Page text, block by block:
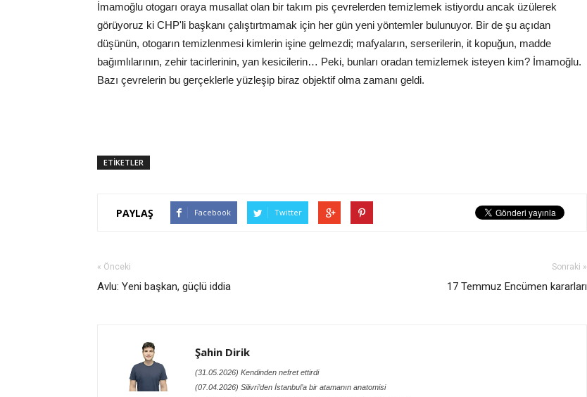
İmamoğlu otogarı oraya musallat olan bir takım pis çevrelerden temizlemek istiyordu ancak üzülerek
görüyoruz ki CHP'li başkanı çalıştırtmamak için her gün yeni yöntemler bulunuyor. Bir de şu açıdan
düşünün, otogarın temizlenmesi kimlerin işine gelmezdi; mafyaların, serserilerin, it kopuğun, madde
bağımlılarının, zehir tacirlerinin, yan kesicilerin… Peki, bunları oradan temizlemek isteyen kim? İmamoğlu.
Bazı çevrelerin bu gerçeklerle yüzleşip biraz objektif olma zamanı geldi.
ETİKETLER
PAYLAŞ Facebook Twitter
« Önceki
Avlu: Yeni başkan, güçlü iddia
Sonraki »
17 Temmuz Encümen kararları
Şahin Dirik
(31.05.2026) Kendinden nefret ettirdi
(07.04.2026) Silivri’den İstanbul’a bir atamanın anatomisi